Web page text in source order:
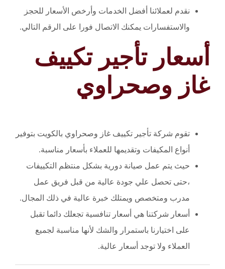
نقدم لعملائنا أفضل الخدمات وأرخص الأسعار للحجز
والاستفسارات يمكنك الاتصال فورا على الرقم التالي.
أسعار تأجير تكييف
غاز وصحراوي
تقوم شركة تأجير تكييف غاز وصحراوي بالكويت بتوفير
أنواع المكيفات وتقديمها للعملاء بأسعار مناسبة.
حيث يتم عمل صيانة دورية بشكل منتظم التكييفات
،حتى تحصل علي جودة عالية من قبل فريق عمل
مدرب ومتخصص ويمتلك خبرة عالية في ذلك المجال.
أسعار شركتنا هي أسعار تنافسية تجعلك دائما تقبل
على اختيارنا باستمرار والشك لأنها مناسبة لجميع
العملاء ولا توجد أسعار عالية.